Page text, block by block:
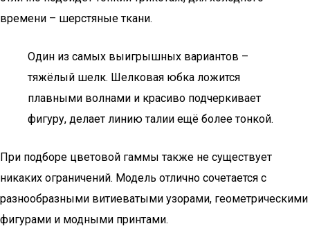
времени – шерстяные ткани.
Один из самых выигрышных вариантов –
тяжёлый шелк. Шелковая юбка ложится
плавными волнами и красиво подчеркивает
фигуру, делает линию талии ещё более тонкой.
При подборе цветовой гаммы также не существует
никаких ограничений. Модель отлично сочетается с
разнообразными витиеватыми узорами, геометрическими
фигурами и модными принтами.